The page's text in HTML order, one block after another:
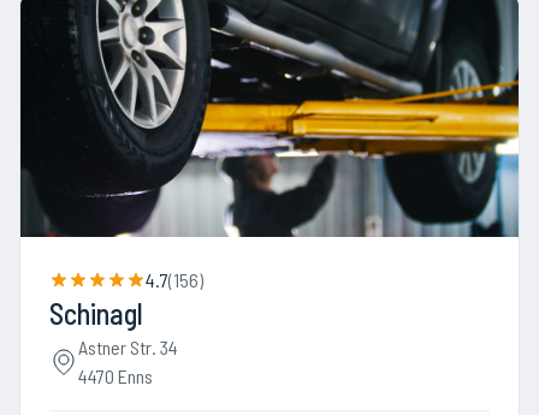
4.7(156)
Schinagl
Astner Str. 34
4470 Enns